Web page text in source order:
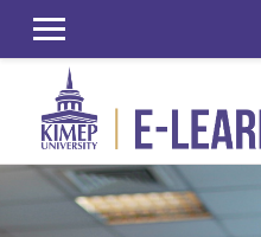
Skip to main content